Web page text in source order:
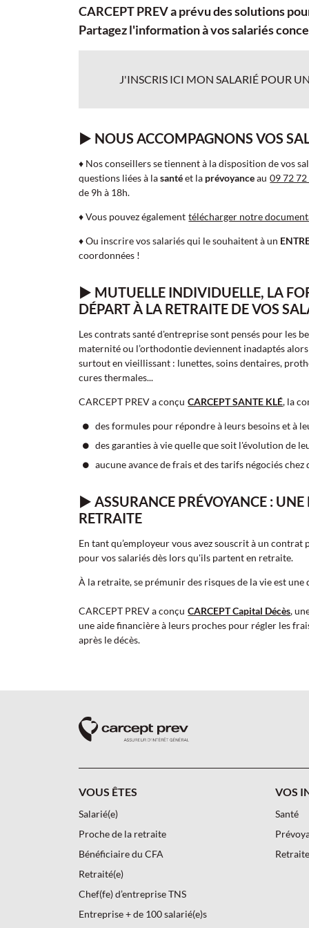
CARCEPT PREV a prévu des solutions
Partagez l'information à vos salariés
J'INSCRIS ICI MON SALARIÉ POUR
► NOUS ACCOMPAGNONS VOS
♦ Nos conseillers se tiennent à la disposition de vos
questions liées à lasantéet la prévoyanceau 09 72
de 9h à 18h.
♦ Vous pouvez également télécharger notre
♦ Ou inscrire vos salariés qui le souhaitent à un
coordonnées !
► MUTUELLE INDIVIDUELLE, LA
DÉPART À LA RETRAITE DE VOS
Les contrats santé d'entreprise sont pensés pour les
maternité ou l’orthodontie deviennent inadaptés
surtout en vieillissant : lunettes, soins dentaires,
cures thermales...
CARCEPT PREV a conçu CARCEPT SANTE KLÉ, la
des formules pour répondre à leurs besoins et à
des garanties à vie quelle que soit l'évolution de
aucune avance de frais et des tarifs négociés
► ASSURANCE PRÉVOYANCE :
RETRAITE
En tant qu’employeur vous avez souscrit à un
pour vos salariés dès lors qu'ils partent en retraite.
À la retraite, se prémunir des risques de la vie est
CARCEPT PREV a conçu CARCEPT Capital Décès,
une aide financière à leurs proches pour régler les
après le décès.
PIED DE PAGE CARCEPT PREV -
VOUS ÊTES
Salarié(e)
Proche de la retraite
Bénéficiaire du CFA
Retraité(e)
Chef(fe) d’entreprise TNS
Entreprise + de 100 salarié(e)s
VOS
Santé
Retraite